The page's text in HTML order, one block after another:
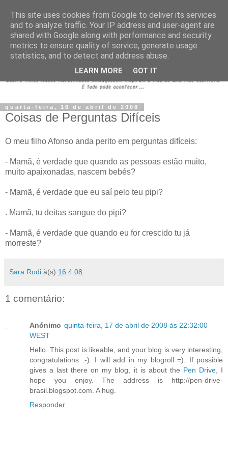
quarta-feira, 16 de abril de 2008
Coisas de Perguntas Difíceis
O meu filho Afonso anda perito em perguntas difíceis:
- Mamã, é verdade que quando as pessoas estão muito,
muito apaixonadas, nascem bebés?
- Mamã, é verdade que eu saí pelo teu pipi?
. Mamã, tu deitas sangue do pipi?
- Mamã, é verdade que quando eu for crescido tu já
morreste?
Sara Rodi à(s) 16.4.08
1 comentário:
Anónimo quinta-feira, 17 de abril de 2008 às 22:32:00
WEST
Hello. This post is likeable, and your blog is very interesting,
congratulations :-). I will add in my blogroll =). If possible
gives a last there on my blog, it is about the Pen Drive, I
hope you enjoy. The address is http://pen-drive-
brasil.blogspot.com. A hug.
Responder
This site uses cookies from Google to deliver its services
and to analyze traffic. Your IP address and user-agent are
shared with Google along with performance and security
metrics to ensure quality of service, generate usage
statistics, and to detect and address abuse.
LEARN MORE GOT IT